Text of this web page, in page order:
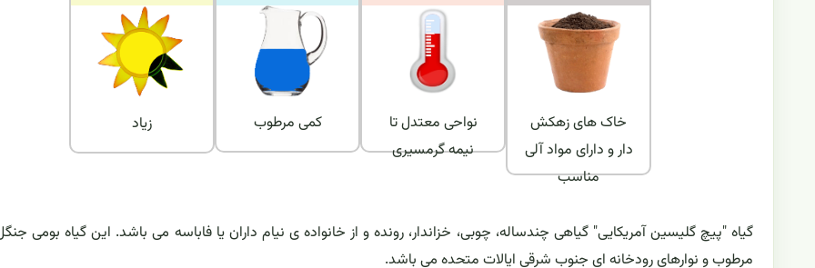
زیاد کمی مرطوب
نواحی معتدل تا
نیمه گرمسیری
خاک های زهکش
دار و دارای مواد آلی
مناسب
گیاه "پیچ گلیسین آمریکایی" گیاهی چندساله، چوبی، خزاندار، رونده و از خانواده ی نیام داران یا فاباسه می باشد. این گیاه بومی
مرطوب و نوارهای رودخانه ای جنوب شرقی ایالات متحده می باشد.